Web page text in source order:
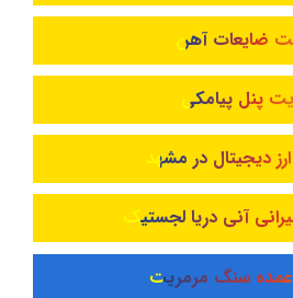
ضایعات آهن
پنل پیامکی
دیجیتال در مشهد
آنی دریا لجستیک
سنگ مرمریت